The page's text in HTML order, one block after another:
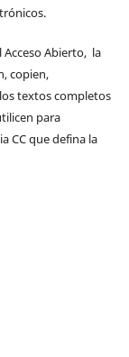
Abierto, la
copien,
textos completos
para
CC que defina la